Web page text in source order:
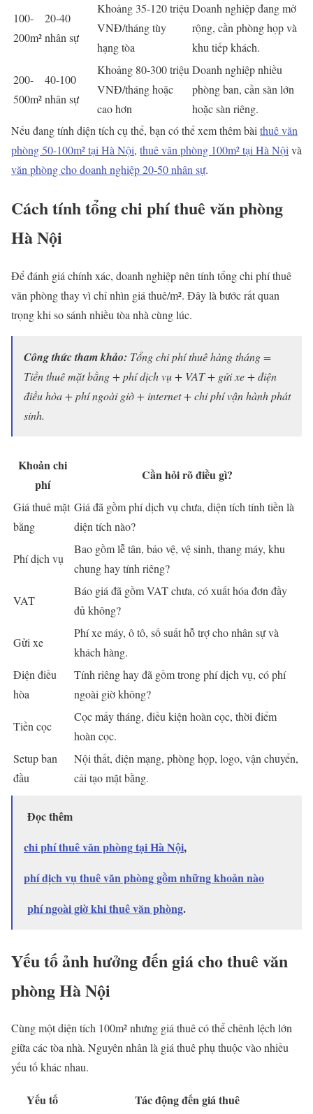
100-
200m²
20-40
nhân sự
Khoảng 35-120 triệu
VNĐ/tháng tùy
hạng tòa
Doanh nghiệp đang mở
rộng, cần phòng họp và
khu tiếp khách.
200-
500m²
40-100
nhân sự
Khoảng 80-300 triệu
VNĐ/tháng hoặc
cao hơn
Doanh nghiệp nhiều
phòng ban, cần sàn lớn
hoặc sàn riêng.
Nếu đang tính diện tích cụ thể, bạn có thể xem thêm bài thuê văn
phòng 50-100m² tại Hà Nội, thuê văn phòng 100m² tại Hà Nội và
văn phòng cho doanh nghiệp 20-50 nhân sự.
Cách tính tổng chi phí thuê văn phòng
Hà Nội
Để đánh giá chính xác, doanh nghiệp nên tính tổng chi phí thuê
văn phòng thay vì chỉ nhìn giá thuê/m². Đây là bước rất quan
trọng khi so sánh nhiều tòa nhà cùng lúc.
Công thức tham khảo: Tổng chi phí thuê hàng tháng =
Tiền thuê mặt bằng + phí dịch vụ + VAT + gửi xe + điện
điều hòa + phí ngoài giờ + internet + chi phí vận hành phát
sinh.
Khoản chi
phí
Cần hỏi rõ điều gì?
Giá thuê mặt
bằng
Giá đã gồm phí dịch vụ chưa, diện tích tính tiền là
diện tích nào?
Phí dịch vụ
Bao gồm lễ tân, bảo vệ, vệ sinh, thang máy, khu
chung hay tính riêng?
VAT
Báo giá đã gồm VAT chưa, có xuất hóa đơn đầy
đủ không?
Gửi xe
Phí xe máy, ô tô, số suất hỗ trợ cho nhân sự và
khách hàng.
Điện điều
hòa
Tính riêng hay đã gồm trong phí dịch vụ, có phí
ngoài giờ không?
Tiền cọc
Cọc mấy tháng, điều kiện hoàn cọc, thời điểm
hoàn cọc.
Setup ban
đầu
Nội thất, điện mạng, phòng họp, logo, vận chuyển,
cải tạo mặt bằng.
Đọc thêm
chi phí thuê văn phòng tại Hà Nội,
phí dịch vụ thuê văn phòng gồm những khoản nào
phí ngoài giờ khi thuê văn phòng.
Yếu tố ảnh hưởng đến giá cho thuê văn
phòng Hà Nội
Cùng một diện tích 100m² nhưng giá thuê có thể chênh lệch lớn
giữa các tòa nhà. Nguyên nhân là giá thuê phụ thuộc vào nhiều
yếu tố khác nhau.
Yếu tố Tác động đến giá thuê